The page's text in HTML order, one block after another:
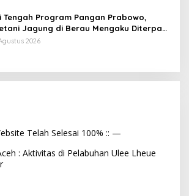
Tengah Program Pangan Prabowo,
Jagung di Berau Mengaku Diterpa
Aparat
2026
Telah Selesai 100% :: —
: Aktivitas di Pelabuhan Ulee Lheue